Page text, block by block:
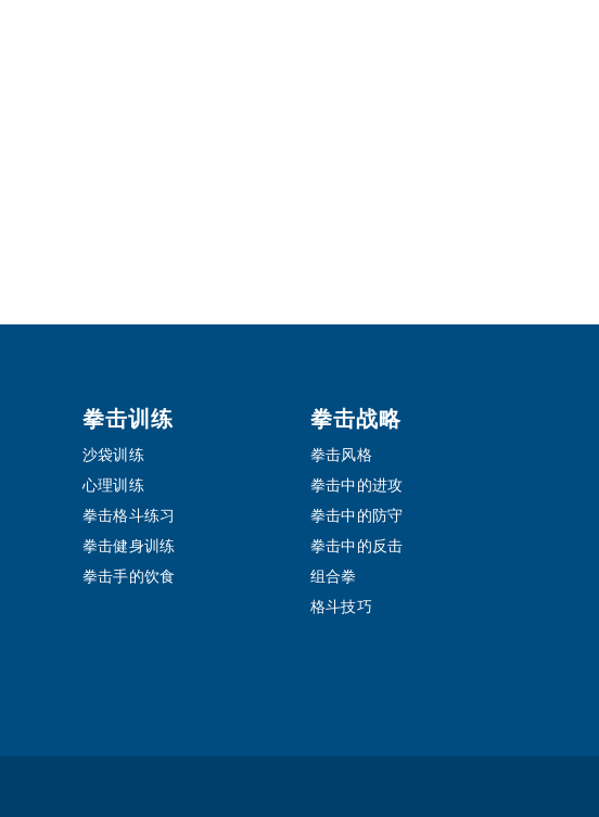
拳击训练
沙袋训练
心理训练
拳击格斗练习
拳击健身训练
拳击手的饮食
拳击战略
拳击风格
拳击中的进攻
拳击中的防守
拳击中的反击
组合拳
格斗技巧